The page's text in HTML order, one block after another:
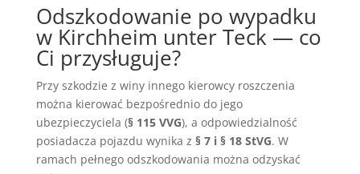
Odszkodowanie po wypadku
w Kirchheim unter Teck — co
Ci przysługuje?
Przy szkodzie z winy innego kierowcy roszczenia
można kierować bezpośrednio do jego
ubezpieczyciela (§ 115 VVG), a odpowiedzialność
posiadacza pojazdu wynika z § 7 i § 18 StVG. W
ramach pełnego odszkodowania można odzyskać